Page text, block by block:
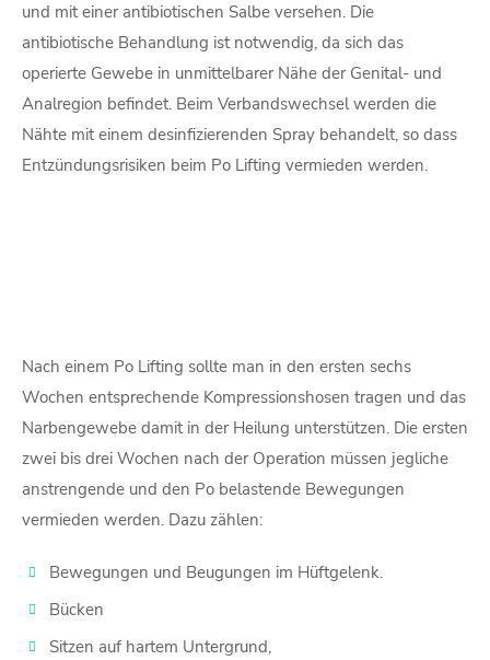
und mit einer antibiotischen Salbe versehen. Die
antibiotische Behandlung ist notwendig, da sich das
operierte Gewebe in unmittelbarer Nähe der Genital- und
Analregion befindet. Beim Verbandswechsel werden die
Nähte mit einem desinfizierenden Spray behandelt, so dass
Entzündungsrisiken beim Po Lifting vermieden werden.
Nach einem Po Lifting sollte man in den ersten sechs
Wochen entsprechende Kompressionshosen tragen und das
Narbengewebe damit in der Heilung unterstützen. Die ersten
zwei bis drei Wochen nach der Operation müssen jegliche
anstrengende und den Po belastende Bewegungen
vermieden werden. Dazu zählen:
Bewegungen und Beugungen im Hüftgelenk.
Bücken
Sitzen auf hartem Untergrund,